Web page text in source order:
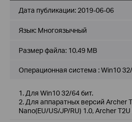
Дата публикации: 2019-06-06
Язык: Многоязычный
Размер файла: 10.49 MB
Операционная система : Win10
1. Для Win10 32/64 бит.
2. Для аппаратных версий Archer
Nano(EU/US/JP/RU) 1.0, Archer T2U